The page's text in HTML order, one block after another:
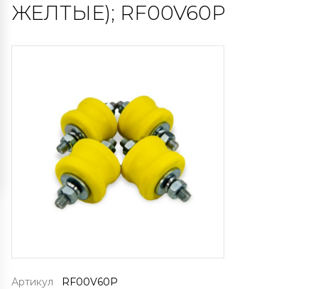
ЖЕЛТЫЕ); RF00V60P
Артикул RF00V60P